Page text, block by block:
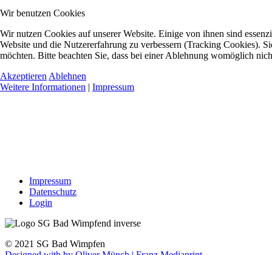
Impressum
Datenschutz
Login
© 2021 SG Bad Wimpfen
Wir benutzen Cookies
Wir nutzen Cookies auf unserer Website. Einige von ihnen sind
Website und die Nutzererfahrung zu verbessern (Tracking Cookies).
möchten. Bitte beachten Sie, dass bei einer Ablehnung womöglich
Akzeptieren Ablehnen
Weitere Informationen | Impressum